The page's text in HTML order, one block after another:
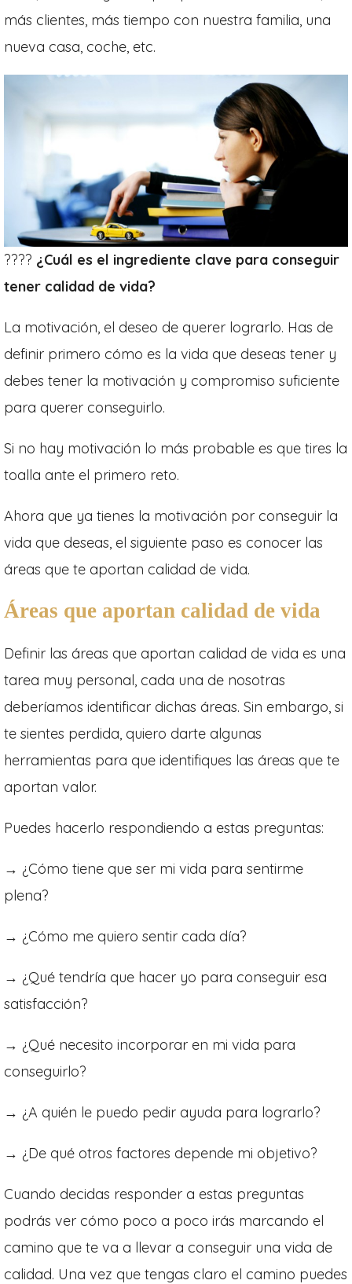
más clientes, más tiempo con nuestra familia, una
nueva casa, coche, etc.
???? ¿Cuál es el ingrediente clave para conseguir
tener calidad de vida?
La motivación, el deseo de querer lograrlo. Has de
definir primero cómo es la vida que deseas tener y
debes tener la motivación y compromiso suficiente
para querer conseguirlo.
Si no hay motivación lo más probable es que tires la
toalla ante el primero reto.
Ahora que ya tienes la motivación por conseguir la
vida que deseas, el siguiente paso es conocer las
áreas que te aportan calidad de vida.
Áreas que aportan calidad de vida
Definir las áreas que aportan calidad de vida es una
tarea muy personal, cada una de nosotras
deberíamos identificar dichas áreas. Sin embargo, si
te sientes perdida, quiero darte algunas
herramientas para que identifiques las áreas que te
aportan valor.
Puedes hacerlo respondiendo a estas preguntas:
→ ¿Cómo tiene que ser mi vida para sentirme
plena?
→ ¿Cómo me quiero sentir cada día?
→ ¿Qué tendría que hacer yo para conseguir esa
satisfacción?
→ ¿Qué necesito incorporar en mi vida para
conseguirlo?
→ ¿A quién le puedo pedir ayuda para lograrlo?
→ ¿De qué otros factores depende mi objetivo?
Cuando decidas responder a estas preguntas
podrás ver cómo poco a poco irás marcando el
camino que te va a llevar a conseguir una vida de
calidad. Una vez que tengas claro el camino puedes